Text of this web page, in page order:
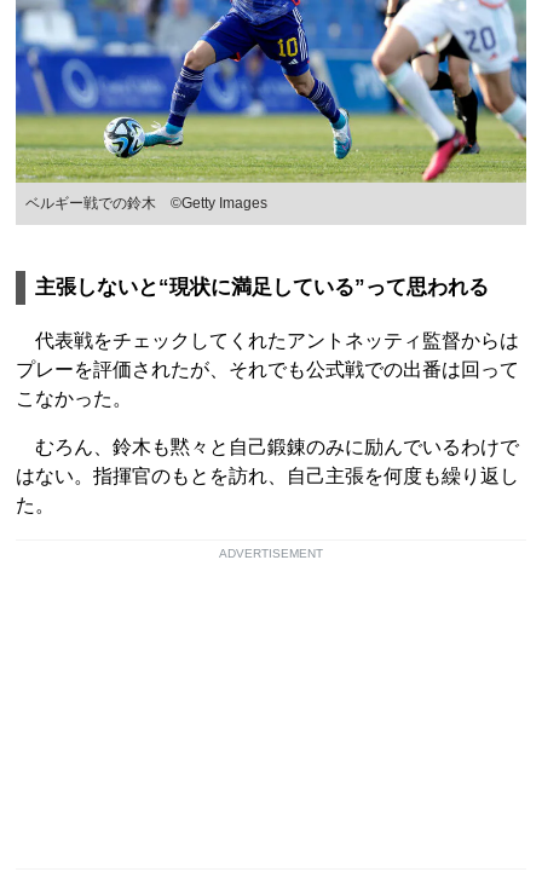
ベルギー戦での鈴木 ©Getty Images
主張しないと“現状に満足している”って思われる
代表戦をチェックしてくれたアントネッティ監督からは
プレーを評価されたが、それでも公式戦での出番は回って
こなかった。
むろん、鈴木も黙々と自己鍛錬のみに励んでいるわけで
はない。指揮官のもとを訪れ、自己主張を何度も繰り返し
た。
ADVERTISEMENT